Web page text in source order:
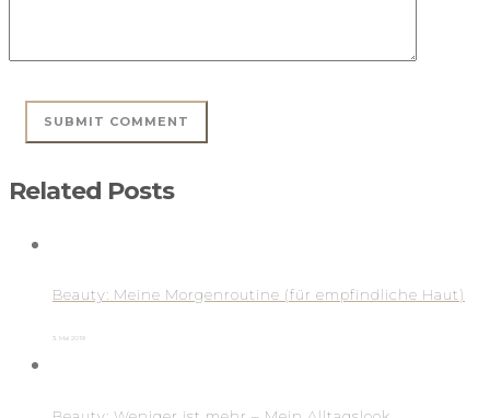
Related Posts
Beauty: Meine Morgenroutine (für empfindliche Haut)
3. Mai 2019